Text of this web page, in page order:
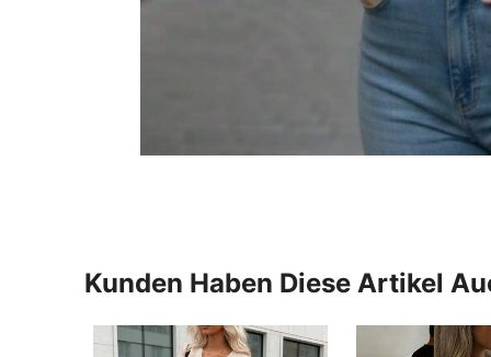
Kunden Haben Diese Artikel